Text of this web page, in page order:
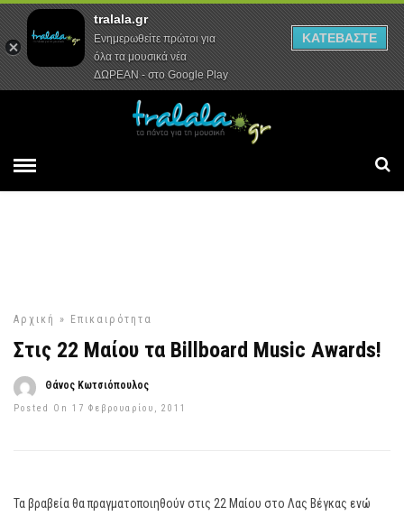
Αρχική Συνεντεύξεις Ρεπορτάζ
Αρχική » Επικαιρότητα
Στις 22 Μαίου τα Billboard Music Awards!
Θάνος Κωτσιόπουλος
Posted On 17 Φεβρουαρίου, 2011
Τα βραβεία θα πραγματοποιηθούν στις 22 Μαίου στο Λας Βέγκας ενώ
tralala.gr
Ενημερωθείτε πρώτοι για
όλα τα μουσικά νέα
ΔΩΡΕΑΝ - στο Google Play
ΚΑΤΕΒΑΣΤΕ